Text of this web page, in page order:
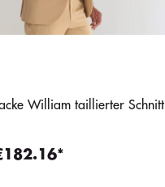
William taillierter Schnitt